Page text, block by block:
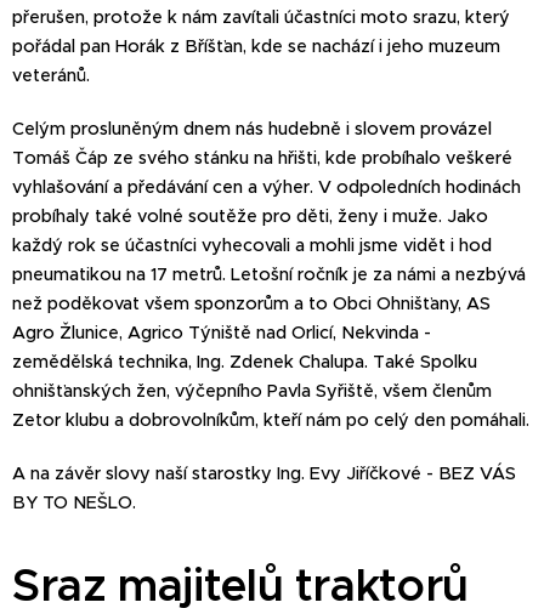
přerušen, protože k nám zavítali účastníci moto srazu, který
pořádal pan Horák z Bříšťan, kde se nachází i jeho muzeum
veteránů.
Celým prosluněným dnem nás hudebně i slovem provázel
Tomáš Čáp ze svého stánku na hřišti, kde probíhalo veškeré
vyhlašování a předávání cen a výher. V odpoledních hodinách
probíhaly také volné soutěže pro děti, ženy i muže. Jako
každý rok se účastníci vyhecovali a mohli jsme vidět i hod
pneumatikou na 17 metrů. Letošní ročník je za námi a nezbývá
než poděkovat všem sponzorům a to Obci Ohnišťany, AS
Agro Žlunice, Agrico Týniště nad Orlicí, Nekvinda -
zemědělská technika, Ing. Zdenek Chalupa. Také Spolku
ohnišťanských žen, výčepního Pavla Syřiště, všem členům
Zetor klubu a dobrovolníkům, kteří nám po celý den pomáhali.
A na závěr slovy naší starostky Ing. Evy Jiříčkové - BEZ VÁS
BY TO NEŠLO.
Sraz majitelů traktorů